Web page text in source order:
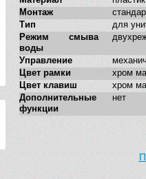
Монтаж
Тип
для
Режим смыва
воды
Управление
Цвет рамки
хром
Цвет клавиш
хром
Дополнительные
функции
нет